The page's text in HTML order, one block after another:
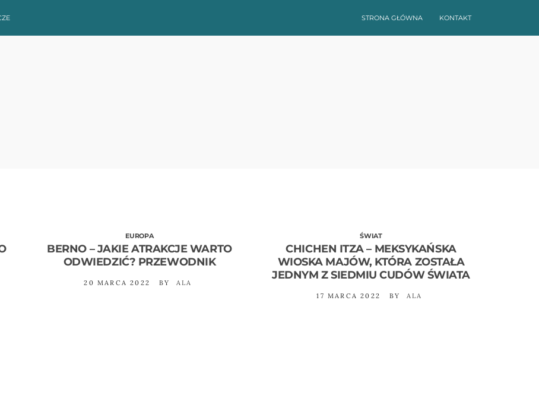
STRONA GŁÓWNA KONTAKT
EUROPA
BERNO – JAKIE ATRAKCJE WARTO
ODWIEDZIĆ? PRZEWODNIK
20 MARCA 2022 BY ALA
ŚWIAT
CHICHEN ITZA – MEKSYKAŃSKA
WIOSKA MAJÓW, KTÓRA ZOSTAŁA
JEDNYM Z SIEDMIU CUDÓW ŚWIATA
17 MARCA 2022 BY ALA